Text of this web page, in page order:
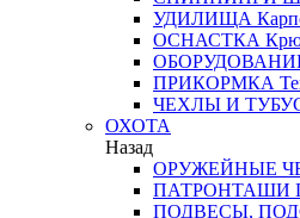
УДИЛИЩА
ОСНАСТКА
ПРИКОРМКА
ЧЕХЛЫ И
ОХОТА
Назад
ОРУЖЕЙНЫЕ
ПАТРОНТАШИ
ПОДВЕСЫ,